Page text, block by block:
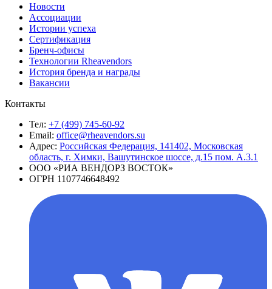
Новости
Ассоциации
Истории успеха
Сертификация
Бренч-офисы
Технологии Rheavendors
История бренда и награды
Вакансии
Контакты
Тел: +7 (499) 745-60-92
Email: office@rheavendors.su
Адрес: Российская Федерация, 141402, Московская
область, г. Химки, Вашутинское шоссе, д.15 пом. А.3.1
ООО «РИА ВЕНДОРЗ ВОСТОК»
ОГРН 1107746648492